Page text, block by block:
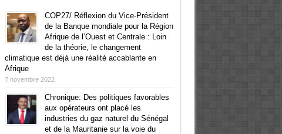
COP27/ Réflexion du Vice-Président
de la Banque mondiale pour la Région
Afrique de l’Ouest et Centrale : Loin
de la théorie, le changement
climatique est déjà une réalité accablante en
Afrique
7 novembre 2022
Chronique: Des politiques favorables
aux opérateurs ont placé les
industries du gaz naturel du Sénégal
et de la Mauritanie sur la voie du